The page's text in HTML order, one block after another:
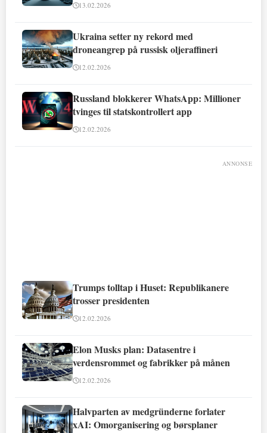
13.02.2026
Ukraina setter ny rekord med
droneangrep på russisk oljeraffineri
12.02.2026
Russland blokkerer WhatsApp: Millioner
tvinges til statskontrollert app
12.02.2026
ANNONSE
Trumps tolltap i Huset: Republikanere
trosser presidenten
12.02.2026
Elon Musks plan: Datasentre i
verdensrommet og fabrikker på månen
12.02.2026
Halvparten av medgründerne forlater
xAI: Omorganisering og børsplaner